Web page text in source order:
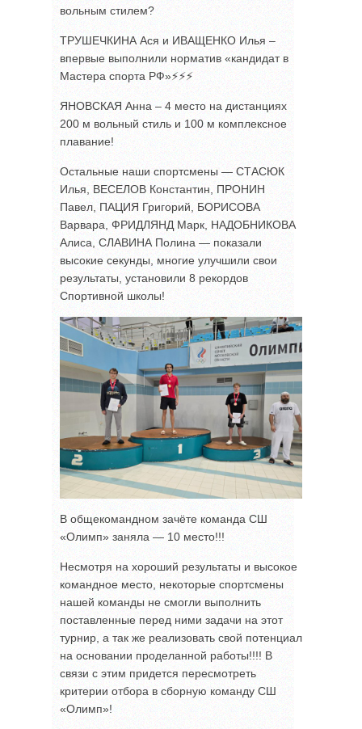
вольным стилем?
ТРУШЕЧКИНА Ася и ИВАЩЕНКО Илья –
впервые выполнили норматив «кандидат в
Мастера спорта РФ»⚡️⚡️⚡️
ЯНОВСКАЯ Анна – 4 место на дистанциях
200 м вольный стиль и 100 м комплексное
плавание!
Остальные наши спортсмены — СТАСЮК
Илья, ВЕСЕЛОВ Константин, ПРОНИН
Павел, ПАЦИЯ Григорий, БОРИСОВА
Варвара, ФРИДЛЯНД Марк, НАДОБНИКОВА
Алиса, СЛАВИНА Полина — показали
высокие секунды, многие улучшили свои
результаты, установили 8 рекордов
Спортивной школы!
В общекомандном зачёте команда СШ
«Олимп» заняла — 10 место!!!
Несмотря на хороший результаты и высокое
командное место, некоторые спортсмены
нашей команды не смогли выполнить
поставленные перед ними задачи на этот
турнир, а так же реализовать свой потенциал
на основании проделанной работы!!!! В
связи с этим придется пересмотреть
критерии отбора в сборную команду СШ
«Олимп»!